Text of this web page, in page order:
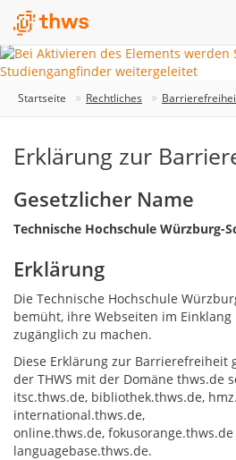
Startseite Rechtliches
Erklärung zur
Gesetzlicher Name
Technische Hochschule Würzburg-
Erklärung
Die Technische Hochschule
bemüht, ihre Webseiten im Einklang
zugänglich zu machen.
Diese Erklärung zur
der THWS mit der Domäne thws.de
itsc.thws.de, bibliothek.thws.de,
international.thws.de,
online.thws.de,
languagebase.thws.de.